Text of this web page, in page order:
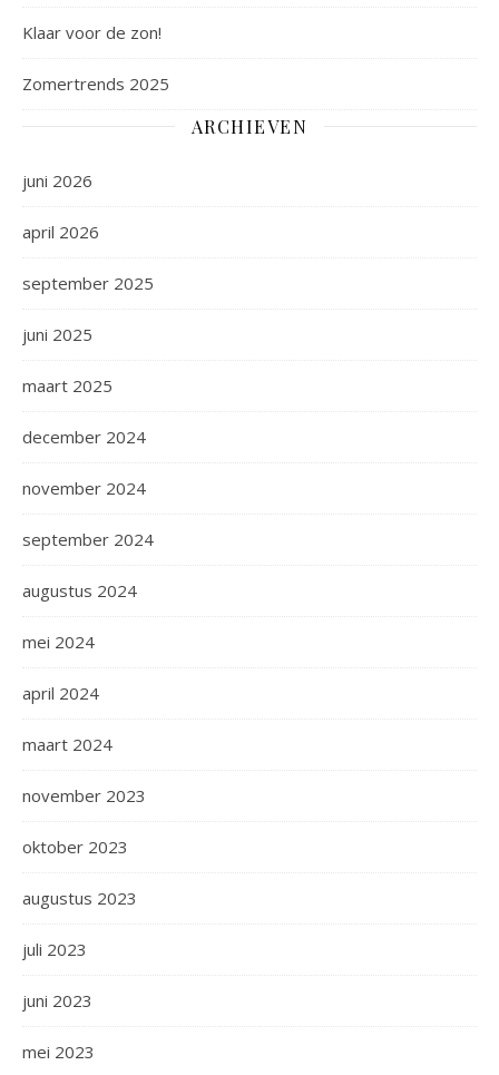
Klaar voor de zon!
Zomertrends 2025
ARCHIEVEN
juni 2026
april 2026
september 2025
juni 2025
maart 2025
december 2024
november 2024
september 2024
augustus 2024
mei 2024
april 2024
maart 2024
november 2023
oktober 2023
augustus 2023
juli 2023
juni 2023
mei 2023